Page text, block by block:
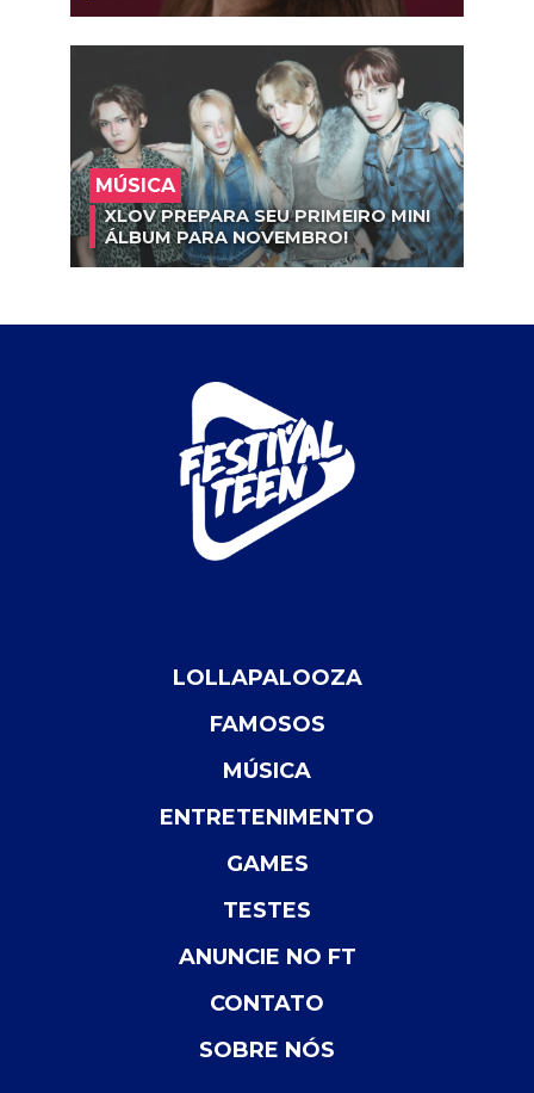
MÚSICA
XLOV PREPARA SEU PRIMEIRO MINI
ÁLBUM PARA NOVEMBRO!
LOLLAPALOOZA
FAMOSOS
MÚSICA
ENTRETENIMENTO
GAMES
TESTES
ANUNCIE NO FT
CONTATO
SOBRE NÓS